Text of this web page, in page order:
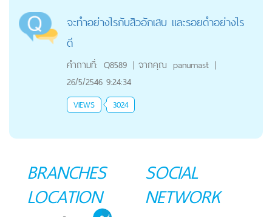
จะทำอย่างไรกับสิวอักเสบ และรอยดำอย่างไร
ดี
คำถามที่: Q8589 | จากคุณ panumast |
26/5/2546 9:24:34
VIEWS 3024
BRANCHES
LOCATION
SOCIAL
NETWORK